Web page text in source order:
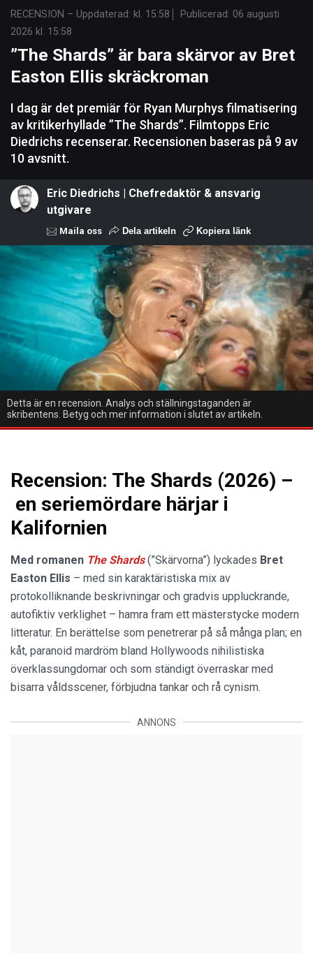
RECENSION – Uppdaterad: kl. 15:58 Publicerad: 06 augusti
2026 kl. 15:58
”The Shards” är bara skärvor av Bret
Easton Ellis skräckroman
I dag är det premiär för Ryan Murphys filmatisering
av kritikerhyllade ”The Shards”. Filmtopps Eric
Diedrichs recenserar. Recensionen baseras på 9 av
10 avsnitt.
Eric Diedrichs | Chefredaktör & ansvarig
utgivare
Maila oss Dela artikeln Kopiera länk
Detta är en recension. Analys och ställningstaganden är
skribentens. Betyg och mer information i slutet av artikeln.
Recension: The Shards (2026) –
en seriemördare härjar i
Kalifornien
Med romanen The Shards(”Skärvorna”) lyckades Bret
Easton Ellis – med sin karaktäristiska mix av
protokolliknande beskrivningar och gradvis uppluckrande,
autofiktiv verklighet – hamra fram ett mästerstycke modern
litteratur. En berättelse som penetrerar på så många plan; en
kåt, paranoid mardröm bland Hollywoods nihilistiska
överklassungdomar och som ständigt överraskar med
bisarra våldsscener, förbjudna tankar och rå cynism.
ANNONS